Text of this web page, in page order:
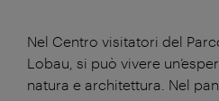
Nel Centro visitatori del
Lobau, si può vivere
natura e architettura. Nel